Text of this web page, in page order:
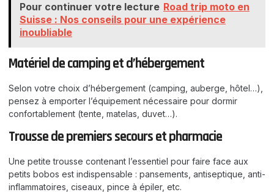
Pour continuer votre lecture Road trip moto en
Suisse : Nos conseils pour une expérience
inoubliable
Matériel de camping et d’hébergement
Selon votre choix d’hébergement (camping, auberge, hôtel…),
pensez à emporter l’équipement nécessaire pour dormir
confortablement (tente, matelas, duvet…).
Trousse de premiers secours et pharmacie
Une petite trousse contenant l’essentiel pour faire face aux
petits bobos est indispensable : pansements, antiseptique, anti-
inflammatoires, ciseaux, pince à épiler, etc.